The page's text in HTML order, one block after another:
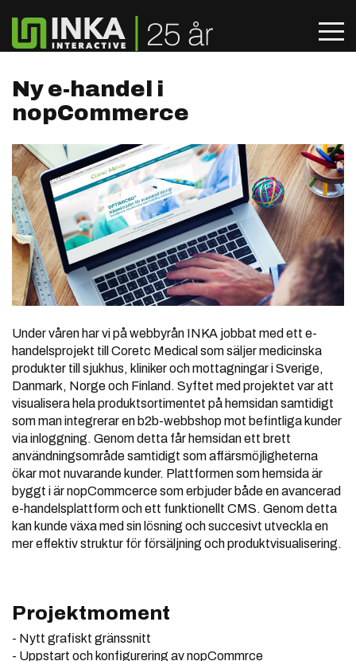
Ny e-handel i
nopCommerce
Under våren har vi på webbyrån INKA jobbat med ett e-
handelsprojekt till Coretc Medical som säljer medicinska
produkter till sjukhus, kliniker och mottagningar i Sverige,
Danmark, Norge och Finland. Syftet med projektet var att
visualisera hela produktsortimentet på hemsidan samtidigt
som man integrerar en b2b-webbshop mot befintliga kunder
via inloggning. Genom detta får hemsidan ett brett
användningsområde samtidigt som affärsmöjligheterna
ökar mot nuvarande kunder. Plattformen som hemsida är
byggt i är nopCommcerce som erbjuder både en avancerad
e-handelsplattform och ett funktionellt CMS. Genom detta
kan kunde växa med sin lösning och succesivt utveckla en
mer effektiv struktur för försäljning och produktvisualisering.
Projektmoment
- Nytt grafiskt gränssnitt
- Uppstart och konfigurering av nopCommrce